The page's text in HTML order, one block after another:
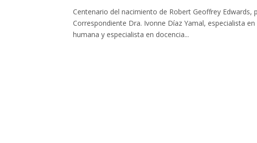
Centenario del nacimiento de Robert Geoffrey
Correspondiente Dra. Ivonne Díaz Yamal, especialista
humana y especialista en docencia...